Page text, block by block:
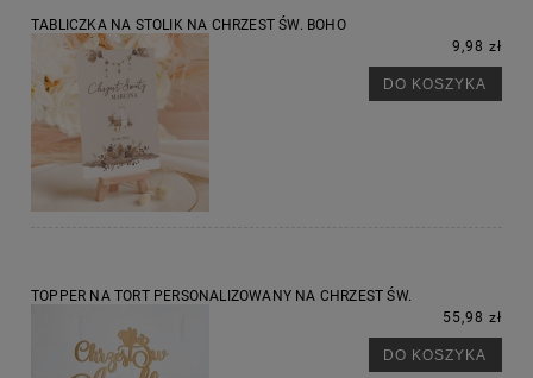
TABLICZKA NA STOLIK NA CHRZEST ŚW. BOHO
9,98 zł
DO KOSZYKA
TOPPER NA TORT PERSONALIZOWANY NA CHRZEST ŚW.
55,98 zł
DO KOSZYKA